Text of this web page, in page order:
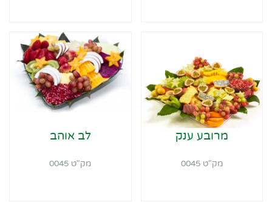
מרובע ענק
מק"ט 0045
לב אוהב
מק"ט 0045